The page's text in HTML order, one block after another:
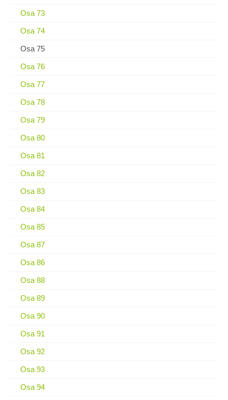
Osa 73
Osa 74
Osa 75
Osa 76
Osa 77
Osa 78
Osa 79
Osa 80
Osa 81
Osa 82
Osa 83
Osa 84
Osa 85
Osa 87
Osa 86
Osa 88
Osa 89
Osa 90
Osa 91
Osa 92
Osa 93
Osa 94